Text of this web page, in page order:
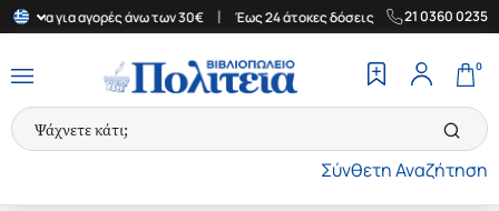
για αγορές άνω των 30€ Έως 24 άτοκες δόσεις | Δωρεάν
21 0360 0235
Σύνθετη Αναζήτηση
0